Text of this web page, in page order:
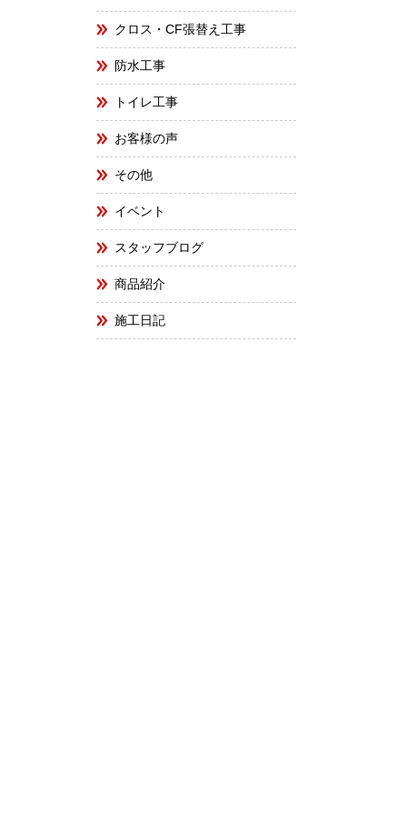
クロス・CF張替え工事
防水工事
トイレ工事
お客様の声
その他
イベント
スタッフブログ
商品紹介
施工日記